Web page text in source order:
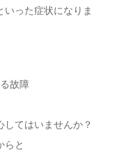
った症状になりま
故障
してはいませんか？
らと